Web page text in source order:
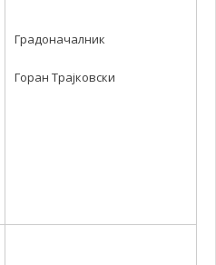
Градоначалник
Горан Трајковски